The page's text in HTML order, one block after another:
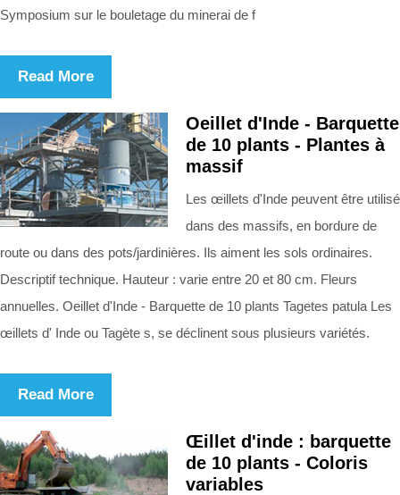
Symposium sur le bouletage du minerai de f
Read More
Oeillet d'Inde - Barquette
de 10 plants - Plantes à
massif
Les œillets d'Inde peuvent être utilisé
dans des massifs, en bordure de
route ou dans des pots/jardinières. Ils aiment les sols ordinaires.
Descriptif technique. Hauteur : varie entre 20 et 80 cm. Fleurs
annuelles. Oeillet d'Inde - Barquette de 10 plants Tagetes patula Les
œillets d' Inde ou Tagète s, se déclinent sous plusieurs variétés.
Read More
Œillet d'inde : barquette
de 10 plants - Coloris
variables